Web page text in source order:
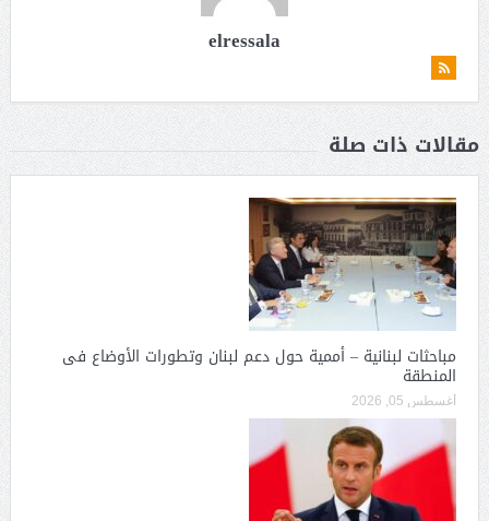
elressala
مقالات ذات صلة
مباحثات لبنانية – أممية حول دعم لبنان وتطورات الأوضاع فى
المنطقة
أغسطس 05, 2026